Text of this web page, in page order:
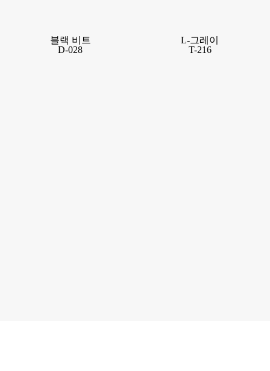
블랙 비트
D-028
L-그레이
T-216